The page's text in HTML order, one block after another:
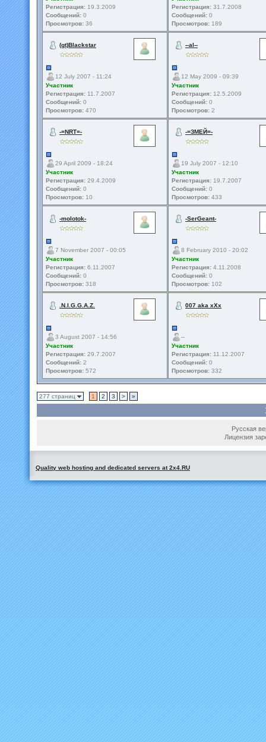
Регистрация: 19.3.2009
Сообщений: 0
Просмотров: 36
Регистрация: 31.7.2008
Сообщений: 0
Просмотров: 189
(gt)Blackstar
12 July 2007 - 11:24
Участник
Регистрация: 11.7.2007
Сообщений: 0
Просмотров: 470
--al--
12 May 2009 - 09:39
Участник
Регистрация: 12.5.2009
Сообщений: 0
Просмотров: 2
-=NRT=-
29 April 2009 - 18:24
Участник
Регистрация: 29.4.2009
Сообщений: 0
Просмотров: 10
-=ЗМЕЙ=-
19 July 2007 - 12:10
Участник
Регистрация: 19.7.2007
Сообщений: 0
Просмотров: 433
-molotok-
7 November 2007 - 00:05
Участник
Регистрация: 6.11.2007
Сообщений: 0
Просмотров: 318
-SerGeant-
8 February 2010 - 20:02
Участник
Регистрация: 4.11.2008
Сообщений: 0
Просмотров: 102
.N.I.G.G.A.Z.
3 August 2007 - 14:56
Участник
Регистрация: 29.7.2007
Сообщений: 2
Просмотров: 572
007 aka xXx
--
Участник
Регистрация: 11.12.2007
Сообщений: 0
Просмотров: 332
277 страниц 1 2 3 > »
Русская
Лицензия
Quality web hosting and dedicated servers at 2x4.RU